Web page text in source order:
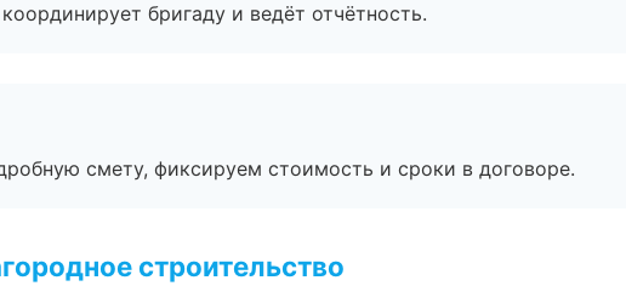
бригаду и ведёт отчётность.
смету, фиксируем стоимость и сроки в договоре.
строительство